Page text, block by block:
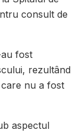
consult de
fost
rezultând
nu a fost
aspectul